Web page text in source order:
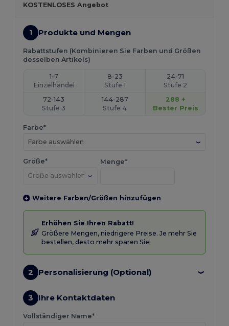
KOSTENLOSES Angebot
1 Produkte und Mengen
Rabattstufen (Kombinieren Sie Farben und Größen
desselben Artikels)
1-7
Einzelhandel
8-23
Stufe 1
24-71
Stufe 2
72-143
Stufe 3
144-287
Stufe 4
288 +
Bester Preis
Farbe*
Farbe auswählen
Größe* Menge*
Weitere Farben/Größen hinzufügen
Erhöhen Sie Ihren Rabatt!
Größere Mengen, niedrigere Preise. Je mehr Sie
bestellen, desto mehr sparen Sie!
2 Personalisierung (Optional)
3 Ihre Kontaktdaten
Vollständiger Name*